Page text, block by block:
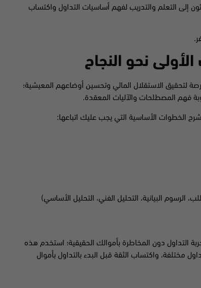
إلى التعلم والتدريب لفهم أساسيات التداول واكتساب
نحو النجاح
لتحقيق الاستقلال المالي وتحسين أوضاعهم المعيشية؛
فهم المصطلحات والآليات المعقدة.
الخطوات الأساسية التي يجب عليك اتباعها:
البيانية، التحليل الفني، التحليل الأساسي)
التداول دون المخاطرة بأموالك الحقيقية؛ استخدم هذه
مختلفة، واكتساب الثقة قبل البدء بالتداول بأموال